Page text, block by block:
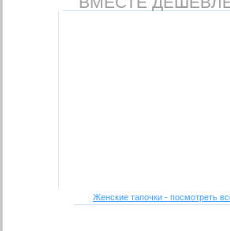
Женские тапочки - посмотреть